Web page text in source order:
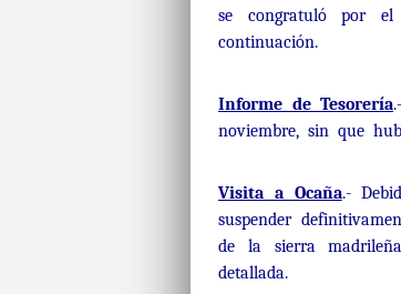
se congratuló por
continuación.
Informe de Tesorería
noviembre, sin que
Visita a Ocaña.-
suspender
de la sierra
detallada.